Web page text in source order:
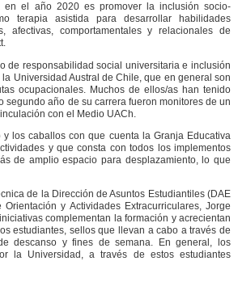
el año 2020 es promover la inclusión socio-
terapia asistida para desarrollar habilidades
afectivas, comportamentales y relacionales de
de responsabilidad social universitaria e inclusión
Universidad Austral de Chile, que en general son
ocupacionales. Muchos de ellos/as han tenido
año de su carrera fueron monitores de un
con el Medio UACh.
los caballos con que cuenta la Granja Educativa
y que consta con todos los implementos
de amplio espacio para desplazamiento, lo que
de la Dirección de Asuntos Estudiantiles (DAE
y Actividades Extracurriculares, Jorge
complementan la formación y acrecientan
estudiantes, sellos que llevan a cabo a través de
descanso y fines de semana. En general, los
la Universidad, a través de estos estudiantes